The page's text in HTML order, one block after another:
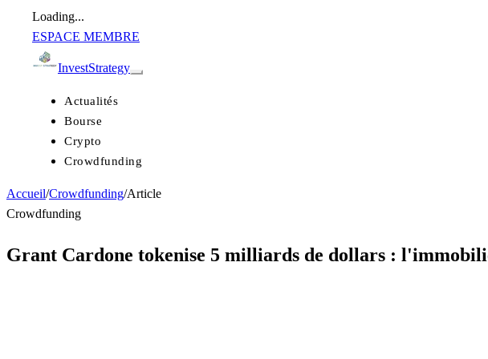
Loading...
ESPACE MEMBRE
InvestStrategy
Actualités
Bourse
Crypto
Crowdfunding
Accueil/Crowdfunding/Article
Crowdfunding
Grant Cardone tokenise 5 milliards de dollars :